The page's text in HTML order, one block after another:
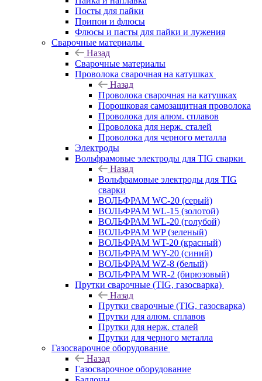
Посты для пайки
Припои и флюсы
Флюсы и пасты для пайки и лужения
Сварочные материалы
Назад
Сварочные материалы
Проволока сварочная на катушках
Назад
Проволока сварочная на катушках
Порошковая самозащитная проволока
Проволока для алюм. сплавов
Проволока для нерж. сталей
Проволока для черного металла
Электроды
Вольфрамовые электроды для TIG сварки
Назад
Вольфрамовые электроды для TIG
сварки
ВОЛЬФРАМ WC-20 (серый)
ВОЛЬФРАМ WL-15 (золотой)
ВОЛЬФРАМ WL-20 (голубой)
ВОЛЬФРАМ WP (зеленый)
ВОЛЬФРАМ WT-20 (красный)
ВОЛЬФРАМ WY-20 (синий)
ВОЛЬФРАМ WZ-8 (белый)
ВОЛЬФРАМ WR-2 (бирюзовый)
Прутки сварочные (TIG, газосварка)
Назад
Прутки сварочные (TIG, газосварка)
Прутки для алюм. сплавов
Прутки для нерж. сталей
Прутки для черного металла
Газосварочное оборудование
Назад
Газосварочное оборудование